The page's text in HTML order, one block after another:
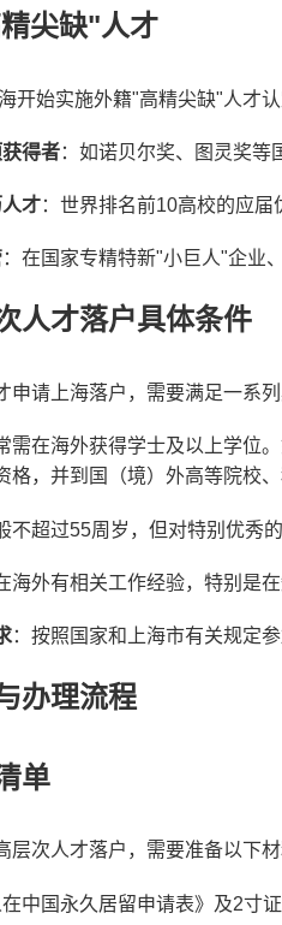
尖缺"人才
开始实施外籍"高精尖缺"人才
得者：如诺贝尔奖、图灵奖等
才：世界排名前10高校的应
：在国家专精特新"小巨人"企业
人才落户具体条件
申请上海落户，需要满足一系
需在海外获得学士及以上学位
格，并到国（境）外高等院校
不超过55周岁，但对特别优秀
海外有相关工作经验，特别是
：按照国家和上海市有关规定
办理流程
单
层次人才落户，需要准备以下材
在中国永久居留申请表》及2寸